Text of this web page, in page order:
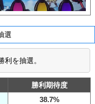
選
利を抽選。
勝利期待度
38.7%